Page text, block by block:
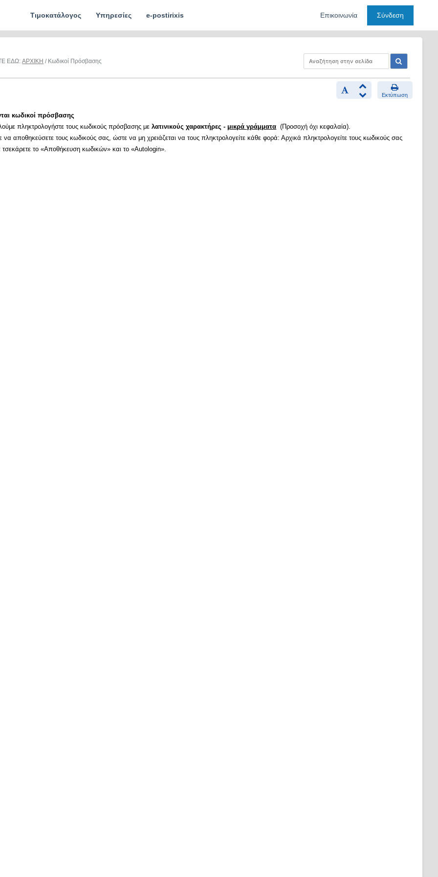
Τιμοκατάλογος Υπηρεσίες e-postirixis Επικοινωνία Σύνδεση
ΕΔΩ:ΑΡΧΙΚΗ / Κωδικοί Πρόσβασης
Εκτύπωση
κωδικοί πρόσβασης
πληκτρολογήστε τους κωδικούς πρόσβασης μελατινικούς χαρακτήρες - μικρά γράμματα (Προσοχή όχι κεφαλαία).
να αποθηκεύσετε τους κωδικούς σας, ώστε να μη χρειάζεται να τους πληκτρολογείτε κάθε φορά: Αρχικά πληκτρολογείτε τους κωδικούς σας
τσεκάρετε το «Αποθήκευση κωδικών» και το «Autologin».